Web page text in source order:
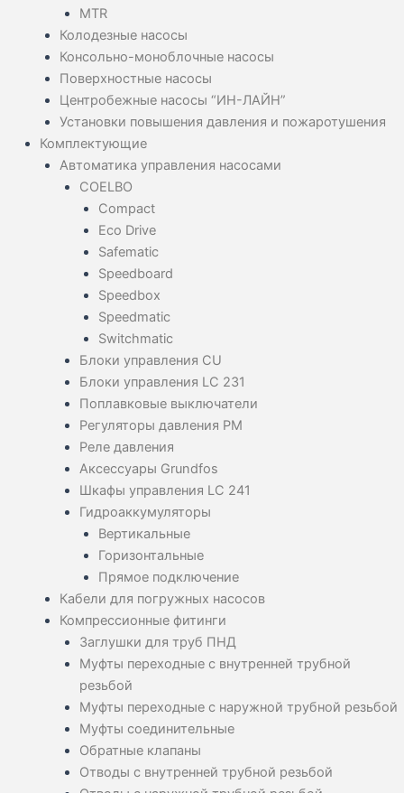
MTR
Колодезные насосы
Консольно-моноблочные насосы
Поверхностные насосы
Центробежные насосы “ИН-ЛАЙН”
Установки повышения давления и пожаротушения
Комплектующие
Автоматика управления насосами
COELBO
Compact
Eco Drive
Safematic
Speedboard
Speedbox
Speedmatic
Switchmatic
Блоки управления CU
Блоки управления LC 231
Поплавковые выключатели
Регуляторы давления PM
Реле давления
Аксессуары Grundfos
Шкафы управления LC 241
Гидроаккумуляторы
Вертикальные
Горизонтальные
Прямое подключение
Кабели для погружных насосов
Компрессионные фитинги
Заглушки для труб ПНД
Муфты переходные с внутренней трубной
резьбой
Муфты переходные с наружной трубной резьбой
Муфты соединительные
Обратные клапаны
Отводы с внутренней трубной резьбой